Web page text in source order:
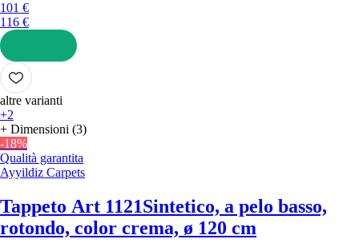
101 €
116 €
AGGIUNGI
altre varianti
+2
+ Dimensioni (3)
-18%
Qualità garantita
Ayyildiz Carpets
Tappeto Art 1121Sintetico, a pelo basso,
rotondo, color crema, ø 120 cm